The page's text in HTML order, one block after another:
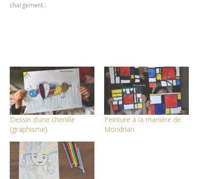
fenêtre)
chargement…
Dessin d’une chenille
{graphisme}
Peinture à la manière de
Mondrian